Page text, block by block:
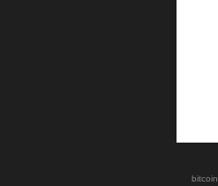
bitcoin